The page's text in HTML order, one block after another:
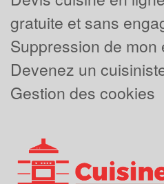
gratuite et sans
Suppression de mon
Devenez un
Gestion des cookies